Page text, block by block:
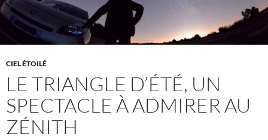
CIEL ÉTOILÉ
LE TRIANGLE D’ÉTÉ, UN
SPECTACLE À ADMIRER AU
ZÉNITH